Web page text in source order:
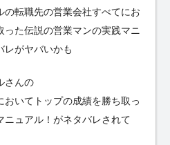
転職先の営業会社すべてにお
った伝説の営業マンの実践マニ
がヤバいかも
さんの
いてトップの成績を勝ち取っ
ニュアル！がネタバレされて